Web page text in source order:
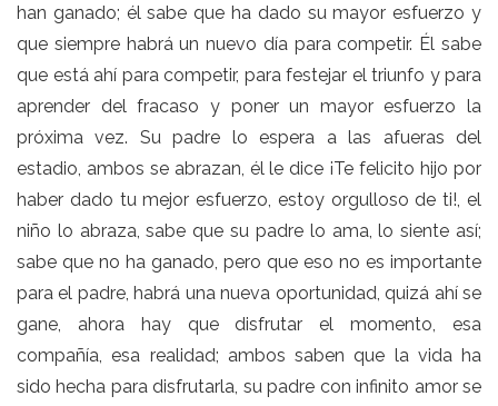
han ganado; él sabe que ha dado su mayor esfuerzo y
que siempre habrá un nuevo día para competir. Él sabe
que está ahí para competir, para festejar el triunfo y para
aprender del fracaso y poner un mayor esfuerzo la
próxima vez. Su padre lo espera a las afueras del
estadio, ambos se abrazan, él le dice ¡Te felicito hijo por
haber dado tu mejor esfuerzo, estoy orgulloso de ti!, el
niño lo abraza, sabe que su padre lo ama, lo siente así;
sabe que no ha ganado, pero que eso no es importante
para el padre, habrá una nueva oportunidad, quizá ahí se
gane, ahora hay que disfrutar el momento, esa
compañía, esa realidad; ambos saben que la vida ha
sido hecha para disfrutarla, su padre con infinito amor se